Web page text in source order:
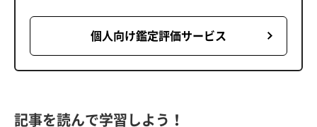
個人向け鑑定評価サービス
記事を読んで学習しよう！